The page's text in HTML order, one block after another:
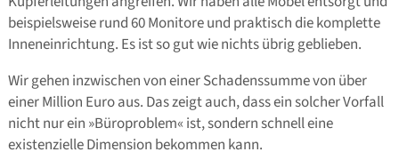
beispielsweise rund 60 Monitore und praktisch die komplette
Inneneinrichtung. Es ist so gut wie nichts übrig geblieben.
Wir gehen inzwischen von einer Schadenssumme von über
einer Million Euro aus. Das zeigt auch, dass ein solcher Vorfall
nicht nur ein »Büroproblem« ist, sondern schnell eine
existenzielle Dimension bekommen kann.